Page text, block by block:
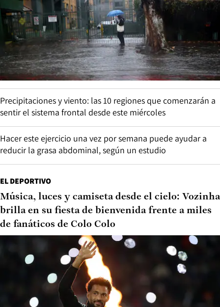
Precipitaciones y viento: las 10 regiones que comenzarán a
sentir el sistema frontal desde este miércoles
Hacer este ejercicio una vez por semana puede ayudar a
reducir la grasa abdominal, según un estudio
EL DEPORTIVO
Música, luces y camiseta desde el cielo: Vozinha
brilla en su fiesta de bienvenida frente a miles
de fanáticos de Colo Colo